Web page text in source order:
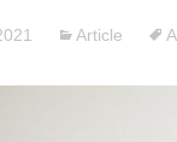
Article